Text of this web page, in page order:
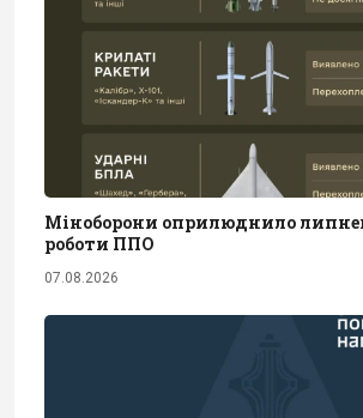
Міноборони оприлюднило
роботи ППО
07.08.2026